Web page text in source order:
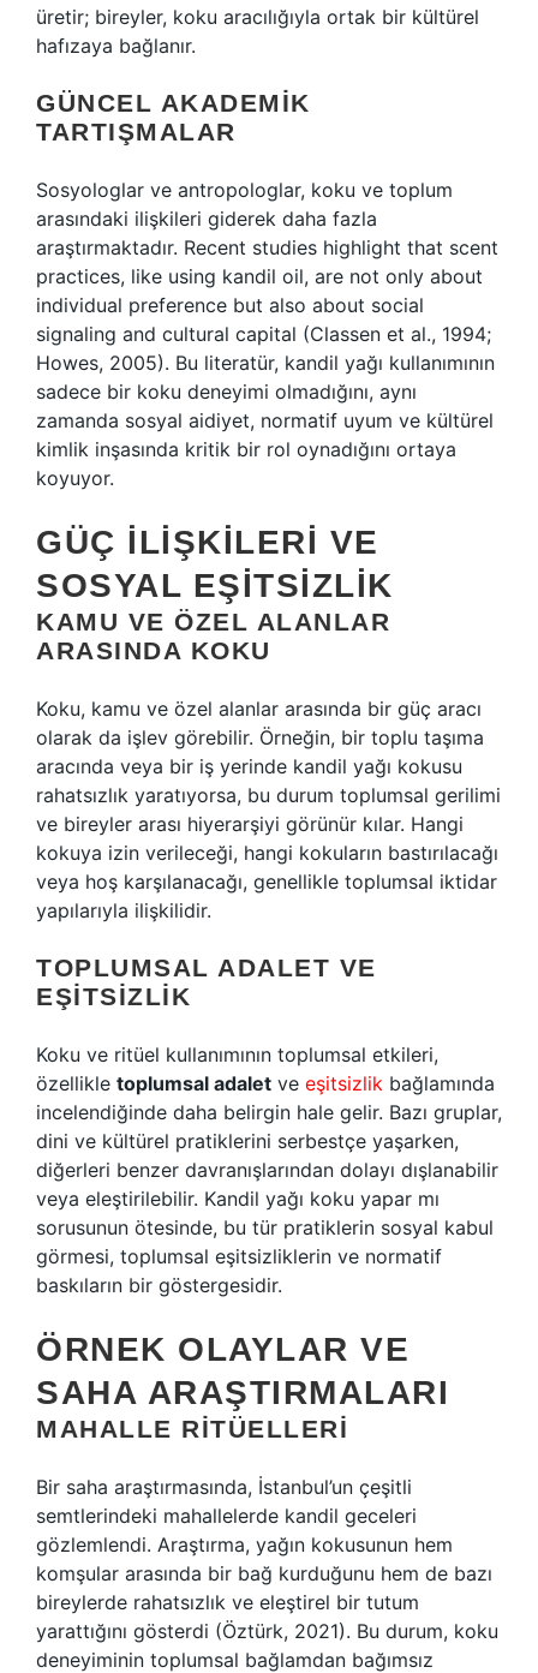
üretir; bireyler, koku aracılığıyla ortak bir kültürel
hafızaya bağlanır.
GÜNCEL AKADEMIK
TARTIŞMALAR
Sosyologlar ve antropologlar, koku ve toplum
arasındaki ilişkileri giderek daha fazla
araştırmaktadır. Recent studies highlight that scent
practices, like using kandil oil, are not only about
individual preference but also about social
signaling and cultural capital (Classen et al., 1994;
Howes, 2005). Bu literatür, kandil yağı kullanımının
sadece bir koku deneyimi olmadığını, aynı
zamanda sosyal aidiyet, normatif uyum ve kültürel
kimlik inşasında kritik bir rol oynadığını ortaya
koyuyor.
GÜÇ İLIŞKILERI VE
SOSYAL EŞITSIZLIK
KAMU VE ÖZEL ALANLAR
ARASINDA KOKU
Koku, kamu ve özel alanlar arasında bir güç aracı
olarak da işlev görebilir. Örneğin, bir toplu taşıma
aracında veya bir iş yerinde kandil yağı kokusu
rahatsızlık yaratıyorsa, bu durum toplumsal gerilimi
ve bireyler arası hiyerarşiyi görünür kılar. Hangi
kokuya izin verileceği, hangi kokuların bastırılacağı
veya hoş karşılanacağı, genellikle toplumsal iktidar
yapılarıyla ilişkilidir.
TOPLUMSAL ADALET VE
EŞITSIZLIK
Koku ve ritüel kullanımının toplumsal etkileri,
özellikle toplumsal adalet ve eşitsizlik bağlamında
incelendiğinde daha belirgin hale gelir. Bazı gruplar,
dini ve kültürel pratiklerini serbestçe yaşarken,
diğerleri benzer davranışlarından dolayı dışlanabilir
veya eleştirilebilir. Kandil yağı koku yapar mı
sorusunun ötesinde, bu tür pratiklerin sosyal kabul
görmesi, toplumsal eşitsizliklerin ve normatif
baskıların bir göstergesidir.
ÖRNEK OLAYLAR VE
SAHA ARAŞTIRMALARI
MAHALLE RITÜELLERI
Bir saha araştırmasında, İstanbul’un çeşitli
semtlerindeki mahallelerde kandil geceleri
gözlemlendi. Araştırma, yağın kokusunun hem
komşular arasında bir bağ kurduğunu hem de bazı
bireylerde rahatsızlık ve eleştirel bir tutum
yarattığını gösterdi (Öztürk, 2021). Bu durum, koku
deneyiminin toplumsal bağlamdan bağımsız